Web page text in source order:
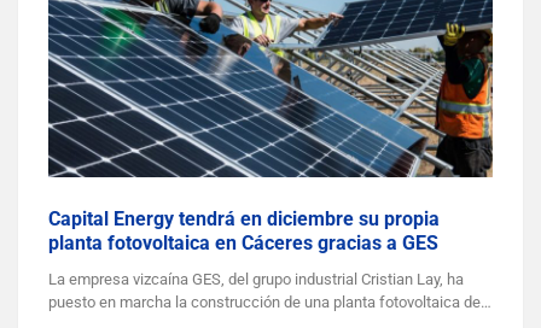
Capital Energy tendrá en diciembre su propia
planta fotovoltaica en Cáceres gracias a GES
La empresa vizcaína GES, del grupo industrial Cristian Lay, ha
puesto en marcha la construcción de una planta fotovoltaica de…